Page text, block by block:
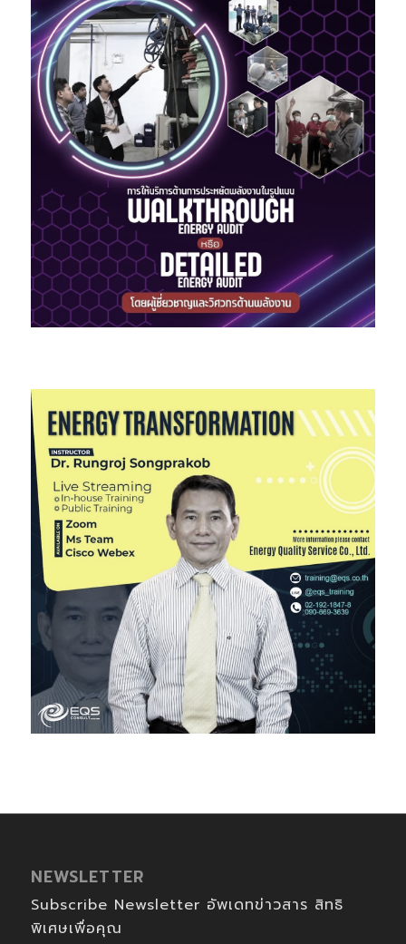
NEWSLETTER
Subscribe Newsletter อัพเดทข่าวสาร สิทธิ
พิเศษเพื่อคุณ